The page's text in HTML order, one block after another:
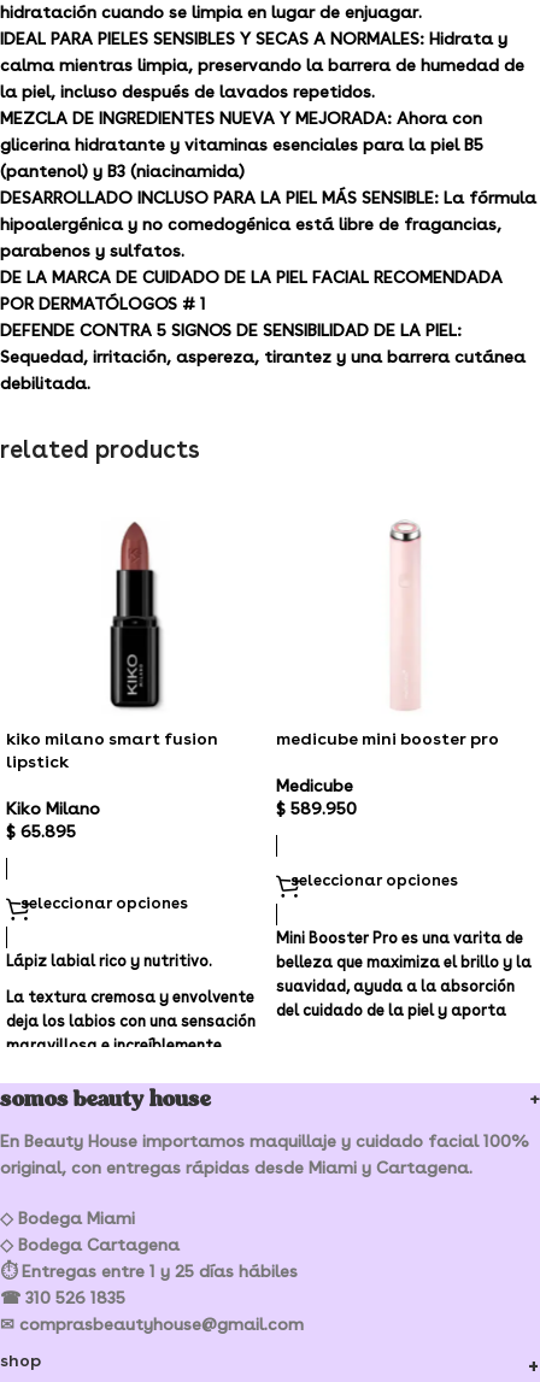
hidratación cuando se limpia en lugar de enjuagar.
IDEAL PARA PIELES SENSIBLES Y SECAS A NORMALES: Hidrata y
calma mientras limpia, preservando la barrera de humedad de
la piel, incluso después de lavados repetidos.
MEZCLA DE INGREDIENTES NUEVA Y MEJORADA: Ahora con
glicerina hidratante y vitaminas esenciales para la piel B5
(pantenol) y B3 (niacinamida)
DESARROLLADO INCLUSO PARA LA PIEL MÁS SENSIBLE: La fórmula
hipoalergénica y no comedogénica está libre de fragancias,
parabenos y sulfatos.
DE LA MARCA DE CUIDADO DE LA PIEL FACIAL RECOMENDADA
POR DERMATÓLOGOS # 1
DEFENDE CONTRA 5 SIGNOS DE SENSIBILIDAD DE LA PIEL:
Sequedad, irritación, aspereza, tirantez y una barrera cutánea
debilitada.
related products
kiko milano smart fusion
lipstick
Kiko Milano
$ 65.895
seleccionar opciones
Lápiz labial rico y nutritivo.
La textura cremosa y envolvente
deja los labios con una sensación
maravillosa e increíblemente
El lápiz labial se desliza
inmediatamente.
medicube mini booster pro
Medicube
$ 589.950
seleccionar opciones
Mini Booster Pro es una varita de
belleza que maximiza el brillo y la
suavidad, ayuda a la absorción
del cuidado de la piel y aporta
Portátil y fácil de usar: con su
Pro cabe perfectamente en su
bolso, brindando resultados
potentes y confiables
somos beauty house
En Beauty House importamos maquillaje y cuidado facial 100%
original, con entregas rápidas desde Miami y Cartagena.
◇ Bodega Miami
◇ Bodega Cartagena
⏱ Entregas entre 1 y 25 días hábiles
☎ 310 526 1835
✉ comprasbeautyhouse@gmail.com
shop